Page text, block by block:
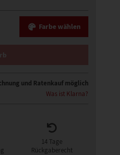
Farbe wählen
und Ratenkauf möglich
Was ist Klarna?
14 Tage
Rückgaberecht